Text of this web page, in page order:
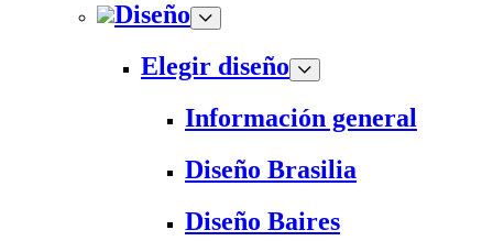
Diseño
Elegir diseño
Información general
Diseño Brasilia
Diseño Baires